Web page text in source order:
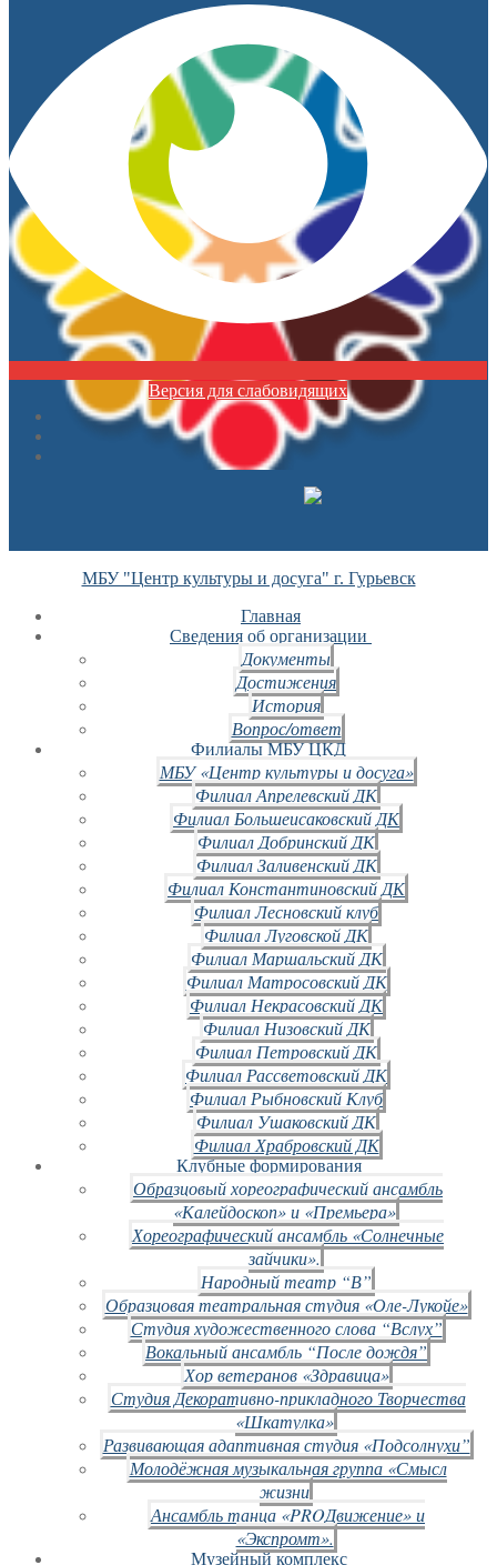
Версия для слабовидящих
МБУ "Центр культуры и досуга" г. Гурьевск
Главная
Сведения об организации
Документы
Достижения
История
Вопрос/ответ
Филиалы МБУ ЦКД
МБУ «Центр культуры и досуга»
Филиал Апрелевский ДК
Филиал Большеисаковский ДК
Филиал Добринский ДК
Филиал Заливенский ДК
Филиал Константиновский ДК
Филиал Лесновский клуб
Филиал Луговской ДК
Филиал Маршальский ДК
Филиал Матросовский ДК
Филиал Некрасовский ДК
Филиал Низовский ДК
Филиал Петровский ДК
Филиал Рассветовский ДК
Филиал Рыбновский Клуб
Филиал Ушаковский ДК
Филиал Храбровский ДК
Клубные формирования
Образцовый хореографический ансамбль
«Калейдоскоп» и «Премьера»
Хореографический ансамбль «Солнечные
зайчики».
Народный театр “В”
Образцовая театральная студия «Оле-Лукойе»
Студия художественного слова “Вслух”
Вокальный ансамбль “После дождя”
Хор ветеранов «Здравица»
Студия Декоративно-прикладного Творчества
«Шкатулка»
Развивающая адаптивная студия «Подсолнухи”
Молодёжная музыкальная группа «Смысл
жизни
Ансамбль танца «PROДвижение» и
«Экспромт».
Музейный комплекс